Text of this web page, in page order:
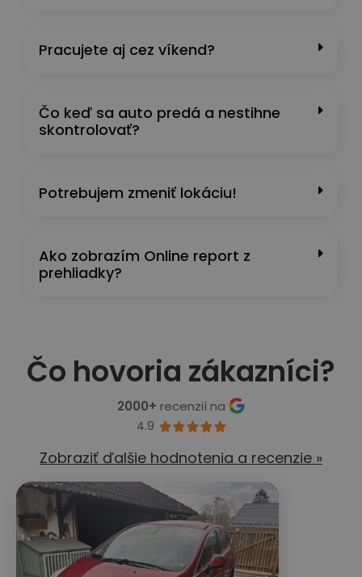
Pracujete aj cez víkend?
Čo keď sa auto predá a nestihne
skontrolovať?
Potrebujem zmeniť lokáciu!
Ako zobrazím Online report z
prehliadky?
Čo hovoria zákazníci?
2000+ recenzií na
4.9 
Zobraziť ďalšie hodnotenia a recenzie »